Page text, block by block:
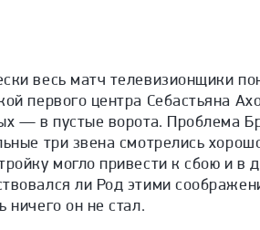
весь матч телевизионщики
первого центра Себастьяна
— в пустые ворота. Проблема
три звена смотрелись
могло привести к сбою и в
ли Род этими
ничего он не стал.